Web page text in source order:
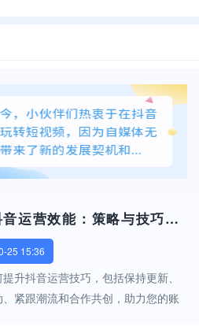
提升抖音运营效能：策略与技巧解析
25 15:36
升抖音运营技巧，包括保持更新、
紧跟潮流和合作共创，助力您的账